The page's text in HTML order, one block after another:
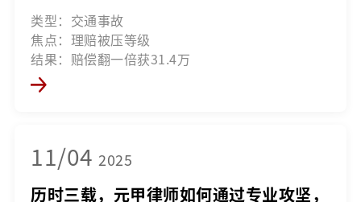
类型：交通事故
焦点：理赔被压等级
结果：赔偿翻一倍获31.4万
11/04 2025
历时三载，元甲律师如何通过专业攻坚，